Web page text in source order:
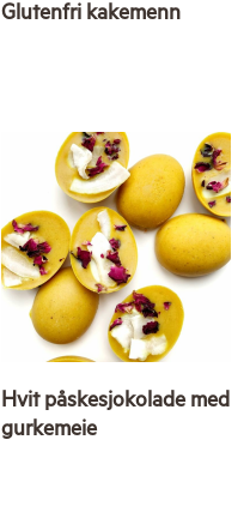
Glutenfri kakemenn
Hvit påskesjokolade med
gurkemeie